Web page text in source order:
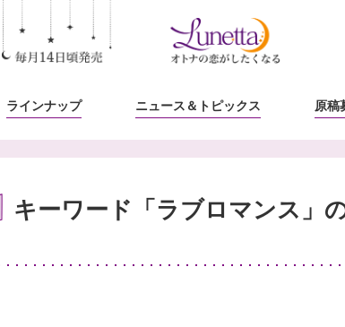
ラインナップ ニュース ＆トピックス 原稿
キーワード「ラブロマンス」